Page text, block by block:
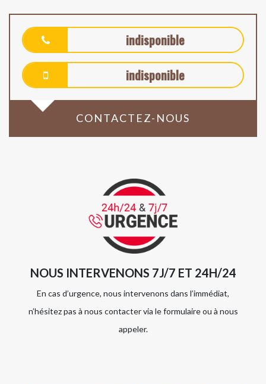
indisponible
indisponible
CONTACTEZ-NOUS
NOUS INTERVENONS 7J/7 ET 24H/24
En cas d’urgence, nous intervenons dans l’immédiat,
n’hésitez pas à nous contacter via le formulaire ou à nous
appeler.